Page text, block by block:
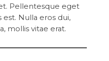
Pellentesque eget
Nulla eros dui,
mollis vitae erat.